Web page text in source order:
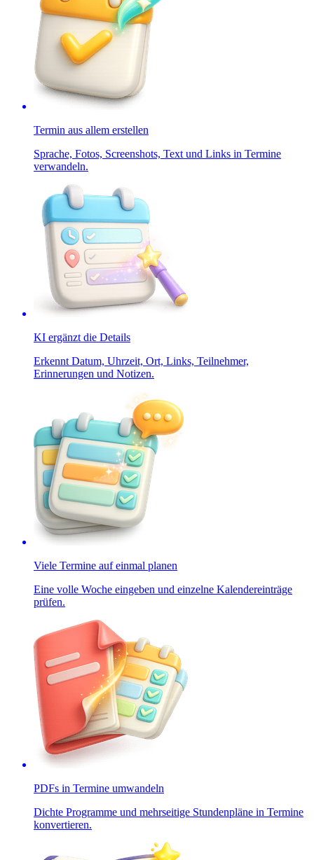
Termin aus allem erstellen
Sprache, Fotos, Screenshots, Text und Links in Termine
verwandeln.
KI ergänzt die Details
Erkennt Datum, Uhrzeit, Ort, Links, Teilnehmer,
Erinnerungen und Notizen.
Viele Termine auf einmal planen
Eine volle Woche eingeben und einzelne Kalendereinträge
prüfen.
PDFs in Termine umwandeln
Dichte Programme und mehrseitige Stundenpläne in Termine
konvertieren.